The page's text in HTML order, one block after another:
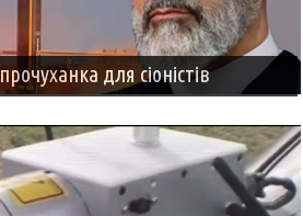
для сіоністів